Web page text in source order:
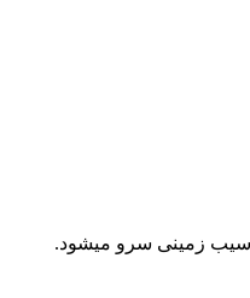
زمینی سرو میشود.